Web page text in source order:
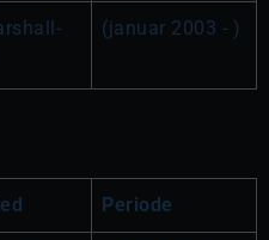
(januar 2003 - )
Periode